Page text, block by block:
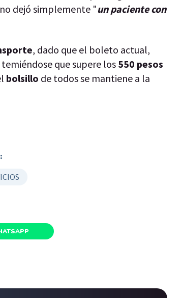
dejó simplemente "un paciente con
, dado que el boleto actual,
temiéndose que supere los550 pesos
bolsillo de todos se mantiene a la